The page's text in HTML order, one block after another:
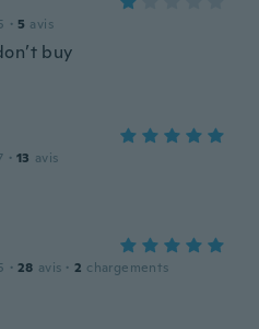
· 5 avis
buy
· 13 avis
· 28 avis · 2 chargements